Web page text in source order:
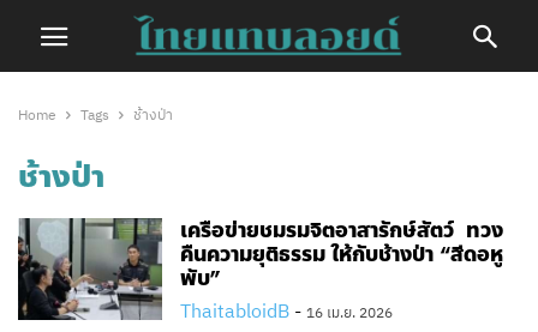
Home Tags ช้างป่า
ช้างป่า
เครือข่ายชมรมจิตอาสารักษ์สัตว์ ทวง
คืนความยุติธรรม ให้กับช้างป่า “สีดอหู
พับ”
ThaitabloidB - 16 เม.ย. 2026